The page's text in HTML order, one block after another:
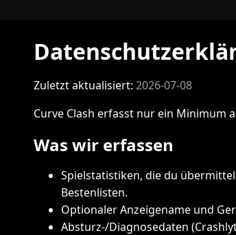
Zuletzt aktualisiert: 2026-07-08
Curve Clash erfasst nur ein Minimum
Was wir erfassen
Spielstatistiken, die du
Bestenlisten.
Optionaler Anzeigename und
Absturz-/Diagnosedaten